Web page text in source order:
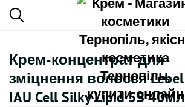
Крем-концентрат для
зміцнення волосся Lebel
IAU Cell Silky Lipid 5S 40мл